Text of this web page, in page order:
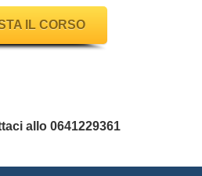
IL CORSO
allo 0641229361